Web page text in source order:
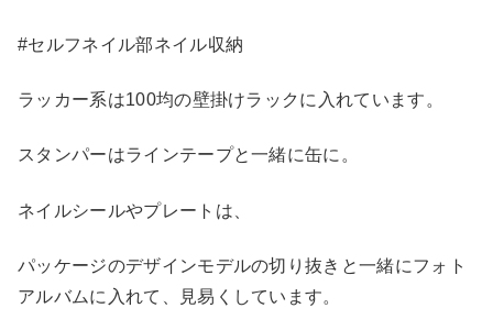
#セルフネイル部ネイル収納
ラッカー系は100均の壁掛けラックに入れています。
スタンパーはラインテープと一緒に缶に。
ネイルシールやプレートは、
パッケージのデザインモデルの切り抜きと一緒にフォト
アルバムに入れて、見易くしています。